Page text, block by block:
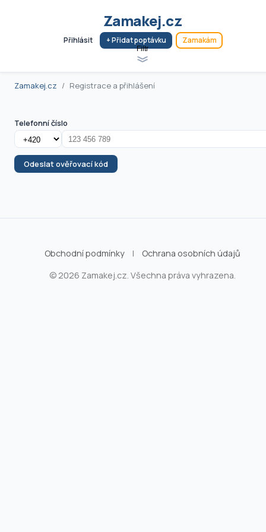
Zamakej.cz
Přihlásit + Přidat poptávku Zamakám
Filtr
Zamakej.cz Registrace a přihlášení
Telefonní číslo
Odeslat ověřovací kód
Obchodní podmínky |
Ochrana osobních údajů
© 2026 Zamakej.cz. Všechna práva vyhrazena.